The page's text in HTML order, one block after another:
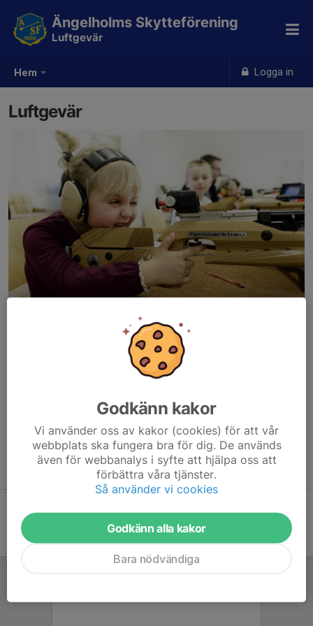
Hem Logga in
Ängelholms Skytteförening
Luftgevär
Luftgevär
Luftgevär på 10 meter skjuter vi höst, vinter och vår.
Åldersgränsen är 7 år och vi skjuter i blandade åldrar,
tjejer och killar, mormor och morfar, farmor och farfar osv.
Inga förkunskaper krävs och det går bra att
prova på när som helst under säsongen.
Godkänn kakor
Vi använder oss av kakor (cookies) för att vår
webbplats ska fungera bra för dig. De används
även för webbanalys i syfte att hjälpa oss att
förbättra våra tjänster.
Så använder vi cookies
Godkänn alla kakor
Bara nödvändiga